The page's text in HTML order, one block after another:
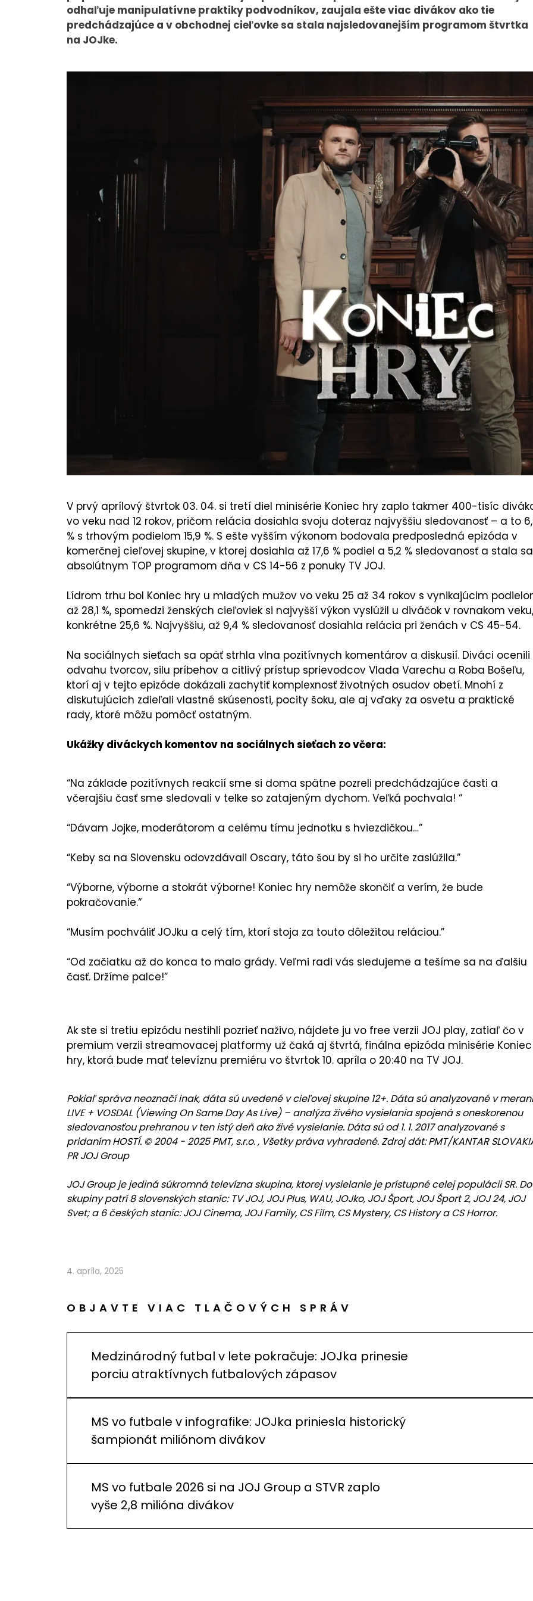
VYSIELANIE
odhaľuje manipulatívne praktiky podvodníkov, zaujala ešte viac divákov ako tie
predchádzajúce a v obchodnej cieľovke sa stala najsledovanejším programom štvrtka
na JOJke.
V prvý aprílový štvrtok 03. 04. si tretí diel minisérie Koniec hry zaplo takmer 400-tisíc
vo veku nad 12 rokov, pričom relácia dosiahla svoju doteraz najvyššiu sledovanosť – a to
% s trhovým podielom 15,9 %. S ešte vyšším výkonom bodovala predposledná epizóda v
komerčnej cieľovej skupine, v ktorej dosiahla až 17,6 % podiel a 5,2 % sledovanosť a stala sa
absolútnym TOP programom dňa v CS 14-56 z ponuky TV JOJ.
Lídrom trhu bol Koniec hry u mladých mužov vo veku 25 až 34 rokov s vynikajúcim
až 28,1 %, spomedzi ženských cieľoviek si najvyšší výkon vyslúžil u diváčok v rovnakom veku,
konkrétne 25,6 %. Najvyššiu, až 9,4 % sledovanosť dosiahla relácia pri ženách v CS 45-54.
Na sociálnych sieťach sa opäť strhla vlna pozitívnych komentárov a diskusií. Diváci ocenili
odvahu tvorcov, silu príbehov a citlivý prístup sprievodcov Vlada Varechu a Roba Bošeľu,
ktorí aj v tejto epizóde dokázali zachytiť komplexnosť životných osudov obetí. Mnohí z
diskutujúcich zdieľali vlastné skúsenosti, pocity šoku, ale aj vďaky za osvetu a praktické
rady, ktoré môžu pomôcť ostatným.
Ukážky diváckych komentov na sociálnych sieťach zo včera:
“Na základe pozitívnych reakcií sme si doma spätne pozreli predchádzajúce časti a
včerajšiu časť sme sledovali v telke so zatajeným dychom. Veľká pochvala! “
“Dávam Jojke, moderátorom a celému tímu jednotku s hviezdičkou…”
“Keby sa na Slovensku odovzdávali Oscary, táto šou by si ho určite zaslúžila.”
“Výborne, výborne a stokrát výborne! Koniec hry nemôže skončiť a verím, že bude
pokračovanie.“
“Musím pochváliť JOJku a celý tím, ktorí stoja za touto dôležitou reláciou.”
“Od začiatku až do konca to malo grády. Veľmi radi vás sledujeme a tešíme sa na ďalšiu
časť. Držíme palce!”
Ak ste si tretiu epizódu nestihli pozrieť naživo, nájdete ju vo free verzii JOJ play, zatiaľ čo v
premium verzii streamovacej platformy už čaká aj štvrtá, finálna epizóda minisérie Koniec
hry, ktorá bude mať televíznu premiéru vo štvrtok 10. apríla o 20:40 na TV JOJ.
Pokiaľ správa neoznačí inak, dáta sú uvedené v cieľovej skupine 12+. Dáta sú analyzované v meraní
LIVE + VOSDAL (Viewing On Same Day As Live) – analýza živého vysielania spojená s oneskorenou
sledovanosťou prehranou v ten istý deň ako živé vysielanie. Dáta sú od 1. 1. 2017 analyzované s
pridaním HOSTÍ. © 2004 - 2025 PMT, s.r.o. , Všetky práva vyhradené. Zdroj dát: PMT/KANTAR
PR JOJ Group
JOJ Group je jediná súkromná televízna skupina, ktorej vysielanie je prístupné celej populácii SR. Do
skupiny patrí 8 slovenských staníc: TV JOJ, JOJ Plus, WAU, JOJko, JOJ Šport, JOJ Šport 2, JOJ 24, JOJ
Svet; a 6 českých staníc: JOJ Cinema, JOJ Family, CS Film, CS Mystery, CS History a CS Horror.
4. apríla, 2025
OBJAVTE VIAC TLAČOVÝCH SPRÁV
Medzinárodný futbal v lete pokračuje: JOJka prinesie
porciu atraktívnych futbalových zápasov
MS vo futbale v infografike: JOJka priniesla historický
šampionát miliónom divákov
MS vo futbale 2026 si na JOJ Group a STVR zaplo
vyše 2,8 milióna divákov